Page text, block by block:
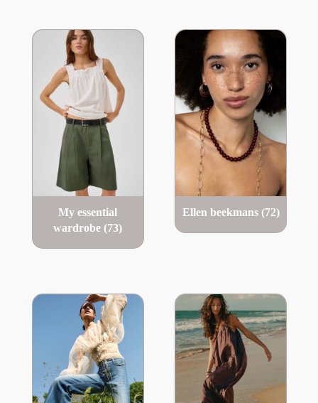
My essential
wardrobe (73)
Ellen beekmans (72)